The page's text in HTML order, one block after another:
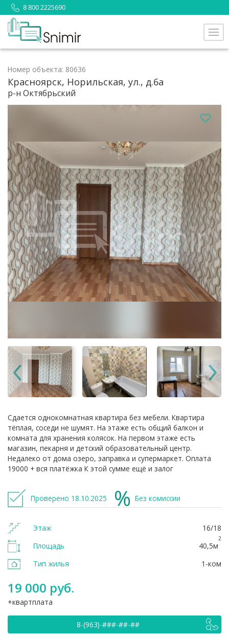
8 800 2225690
Номер объекта: 80636
Красноярск, Норильская, ул., д.6а
р-н Октябрьский
Сдается однокомнатная квартира без мебели. Квартира
тёплая, соседи не шумят. На этаже есть общий балкон и
комната для хранения колясок. На первом этаже есть
магазин, пекарня и детский образовательный центр.
Недалеко от дома озеро, заправка и супермаркет. Оплата
19000 + вся платёжка К этой сумме ещё и залог
Проверено 18.10.2025 Без комиссии
Этаж
16/18
Площадь
40,5м
2
Тип жилья 1-ком
19 000 руб.
квартплата
8-(963)-###-##-##